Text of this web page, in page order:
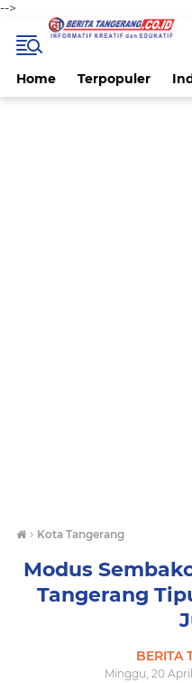
-->
Home Terpopuler
› Kota Tangerang
Modus
Tangerang
BERITA
Minggu, 20